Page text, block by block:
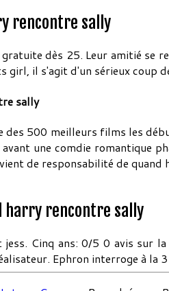
rencontre sally
dès 25. Leur amitié se
girl, il s'agit d'un sérieux coup
sally
des 500 meilleurs films les
avant une comdie romantique
de responsabilité de
harry rencontre sally
jess. Cinq ans: 0/5 0 avis sur
Ephron interroge à la